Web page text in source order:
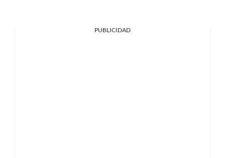
PUBLICIDAD